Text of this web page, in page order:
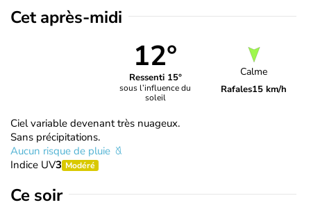
Cet après-midi
12°
Ressenti 15°
sous l’influence du
soleil
Calme
Rafales15 km/h
Ciel variable devenant très nuageux.
Sans précipitations.
Aucun risque de pluie
Indice UV3 Modéré
Ce soir